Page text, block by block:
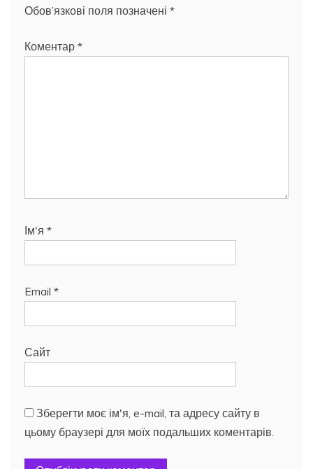
Обов’язкові поля позначені *
Коментар *
Ім'я *
Email *
Сайт
Зберегти моє ім'я, e-mail, та адресу сайту в
цьому браузері для моїх подальших коментарів.